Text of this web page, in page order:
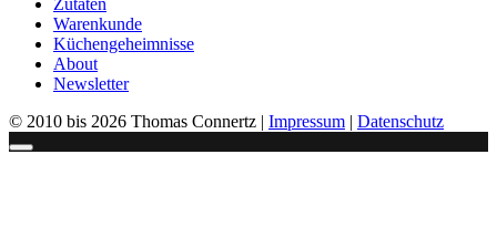
Warenkunde
Küchengeheimnisse
About
Newsletter
© 2010 bis 2026 Thomas Connertz | Impressum | Datenschutz
Schließen